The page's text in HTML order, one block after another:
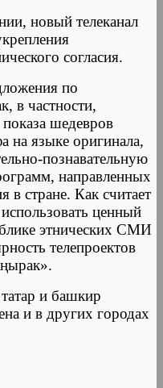
новый телеканал
согласия.
по
в частности,
шедевров
на языке оригинала,
познавательную
направленных
в стране. Как считает
ценный
этнических СМИ
телепроектов
и башкир
и в других городах